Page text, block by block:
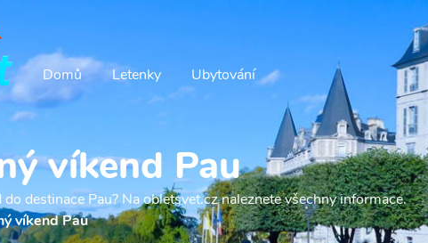
Domů Letenky Ubytování
víkend Pau
destinace Pau? Na obletsvet.cz naleznete všechny informace.
víkend Pau